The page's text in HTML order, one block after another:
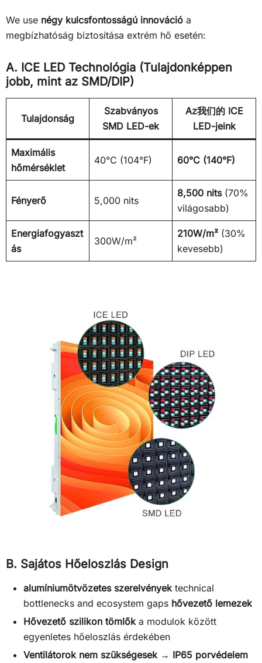
We use négy kulcsfontosságú innováció a
megbízhatóság biztosítása extrém hő esetén:
A. ICE LED Technológia (Tulajdonképpen
jobb, mint az SMD/DIP)
Tulajdonság
Szabványos
SMD LED-ek
Az我们的 ICE
LED-jeink
Maximális
hőmérséklet
40°C (104°F) 60°C (140°F)
Fényerő 5,000 nits
8,500 nits(70%
világosabb)
Energiafogyaszt
ás
300W/m²
210W/m² (30%
kevesebb)
B. Sajátos Hőeloszlás Design
alumíniumötvözetes szerelvényektechnical
bottlenecks and ecosystem gaps hővezető lemezek
Hővezető szilikon tömlőka modulok között
egyenletes hőeloszlás érdekében
Ventilátorok nem szükségesek→ IP65 porvédelem